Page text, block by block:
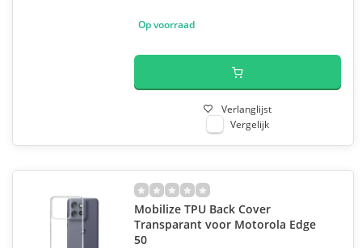
Op voorraad
Verlanglijst
Vergelijk
Mobilize TPU Back Cover
Transparant voor Motorola Edge
50